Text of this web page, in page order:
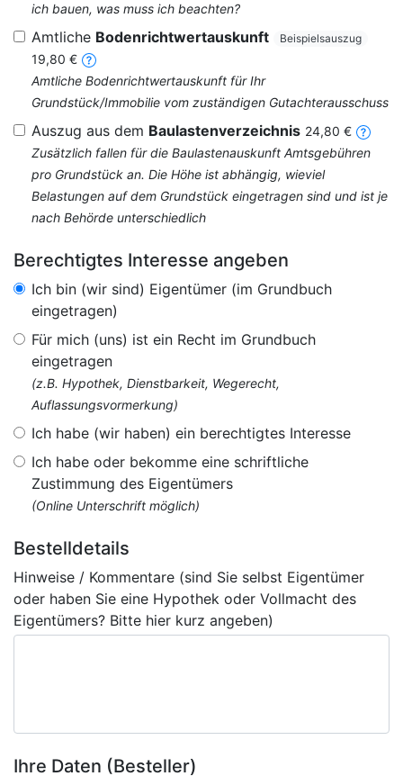
ich bauen, was muss ich beachten?
Amtliche Bodenrichtwertauskunft Beispielsauszug
19,80 €
Amtliche Bodenrichtwertauskunft für Ihr
Grundstück/Immobilie vom zuständigen Gutachterausschuss
Auszug aus dem Baulastenverzeichnis 24,80 €
Zusätzlich fallen für die Baulastenauskunft Amtsgebühren
pro Grundstück an. Die Höhe ist abhängig, wieviel
Belastungen auf dem Grundstück eingetragen sind und ist je
nach Behörde unterschiedlich
Berechtigtes Interesse angeben
Ich bin (wir sind) Eigentümer (im Grundbuch
eingetragen)
Für mich (uns) ist ein Recht im Grundbuch
eingetragen
(z.B. Hypothek, Dienstbarkeit, Wegerecht,
Auflassungsvormerkung)
Ich habe (wir haben) ein berechtigtes Interesse
Ich habe oder bekomme eine schriftliche
Zustimmung des Eigentümers
(Online Unterschrift möglich)
Bestelldetails
Hinweise / Kommentare (sind Sie selbst Eigentümer
oder haben Sie eine Hypothek oder Vollmacht des
Eigentümers? Bitte hier kurz angeben)
Ihre Daten (Besteller)